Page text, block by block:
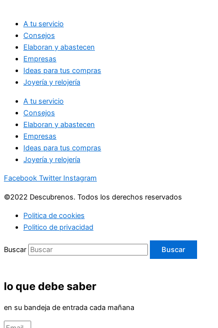
A tu servicio
Consejos
Elaboran y abastecen
Empresas
Ideas para tus compras
Joyería y relojería
A tu servicio
Consejos
Elaboran y abastecen
Empresas
Ideas para tus compras
Joyería y relojería
Facebook Twitter Instagram
©2022 Descubrenos. Todos los derechos reservados
Politica de cookies
Politico de privacidad
Buscar Buscar
lo que debe saber
en su bandeja de entrada cada mañana